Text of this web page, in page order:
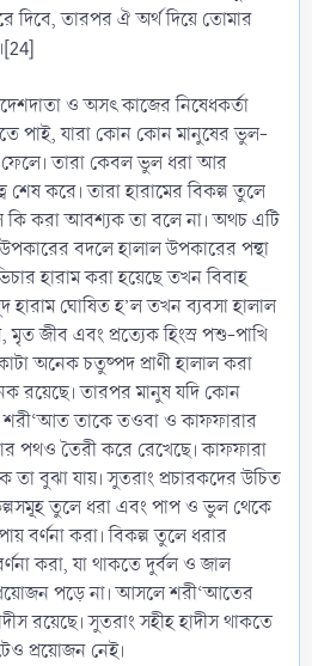
দিবে, তারপর ঐ অর্থ দিয়ে তোমার
ও অসৎ কাজের নিষেধকর্তা
পাই, যারা কোন কোন মানুষের ভুল-
ফেলে। তারা কেবল ভুল ধরা আর
শেষ করে। তারা হারামের বিকল্প তুলে
কি করা আবশ্যক তা বলে না। অথচ এটি
বদলে হালাল উপকারের পন্থা
হারাম করা হয়েছে তখন বিবাহ
হারাম ঘোষিত হ’ল তখন ব্যবসা হালাল
জীব এবং প্রত্যেক হিংস্র পশু-পাখি
অনেক চতুষ্পদ প্রাণী হালাল করা
রয়েছে। তারপর মানুষ যদি কোন
শরী‘আত তাকে তওবা ও কাফফারার
পথও তৈরী করে রেখেছে। কাফফারা
বুঝা যায়। সুতরাং প্রচারকদের উচিত
তুলে ধরা এবং পাপ ও ভুল থেকে
বর্ণনা করা। বিকল্প তুলে ধরার
করা, যা থাকতে দুর্বল ও জাল
প্রয়োজন পড়ে না। আসলে শরী‘আতের
রয়েছে। সুতরাং সহীহ হাদীস থাকতে
প্রয়োজন নেই।